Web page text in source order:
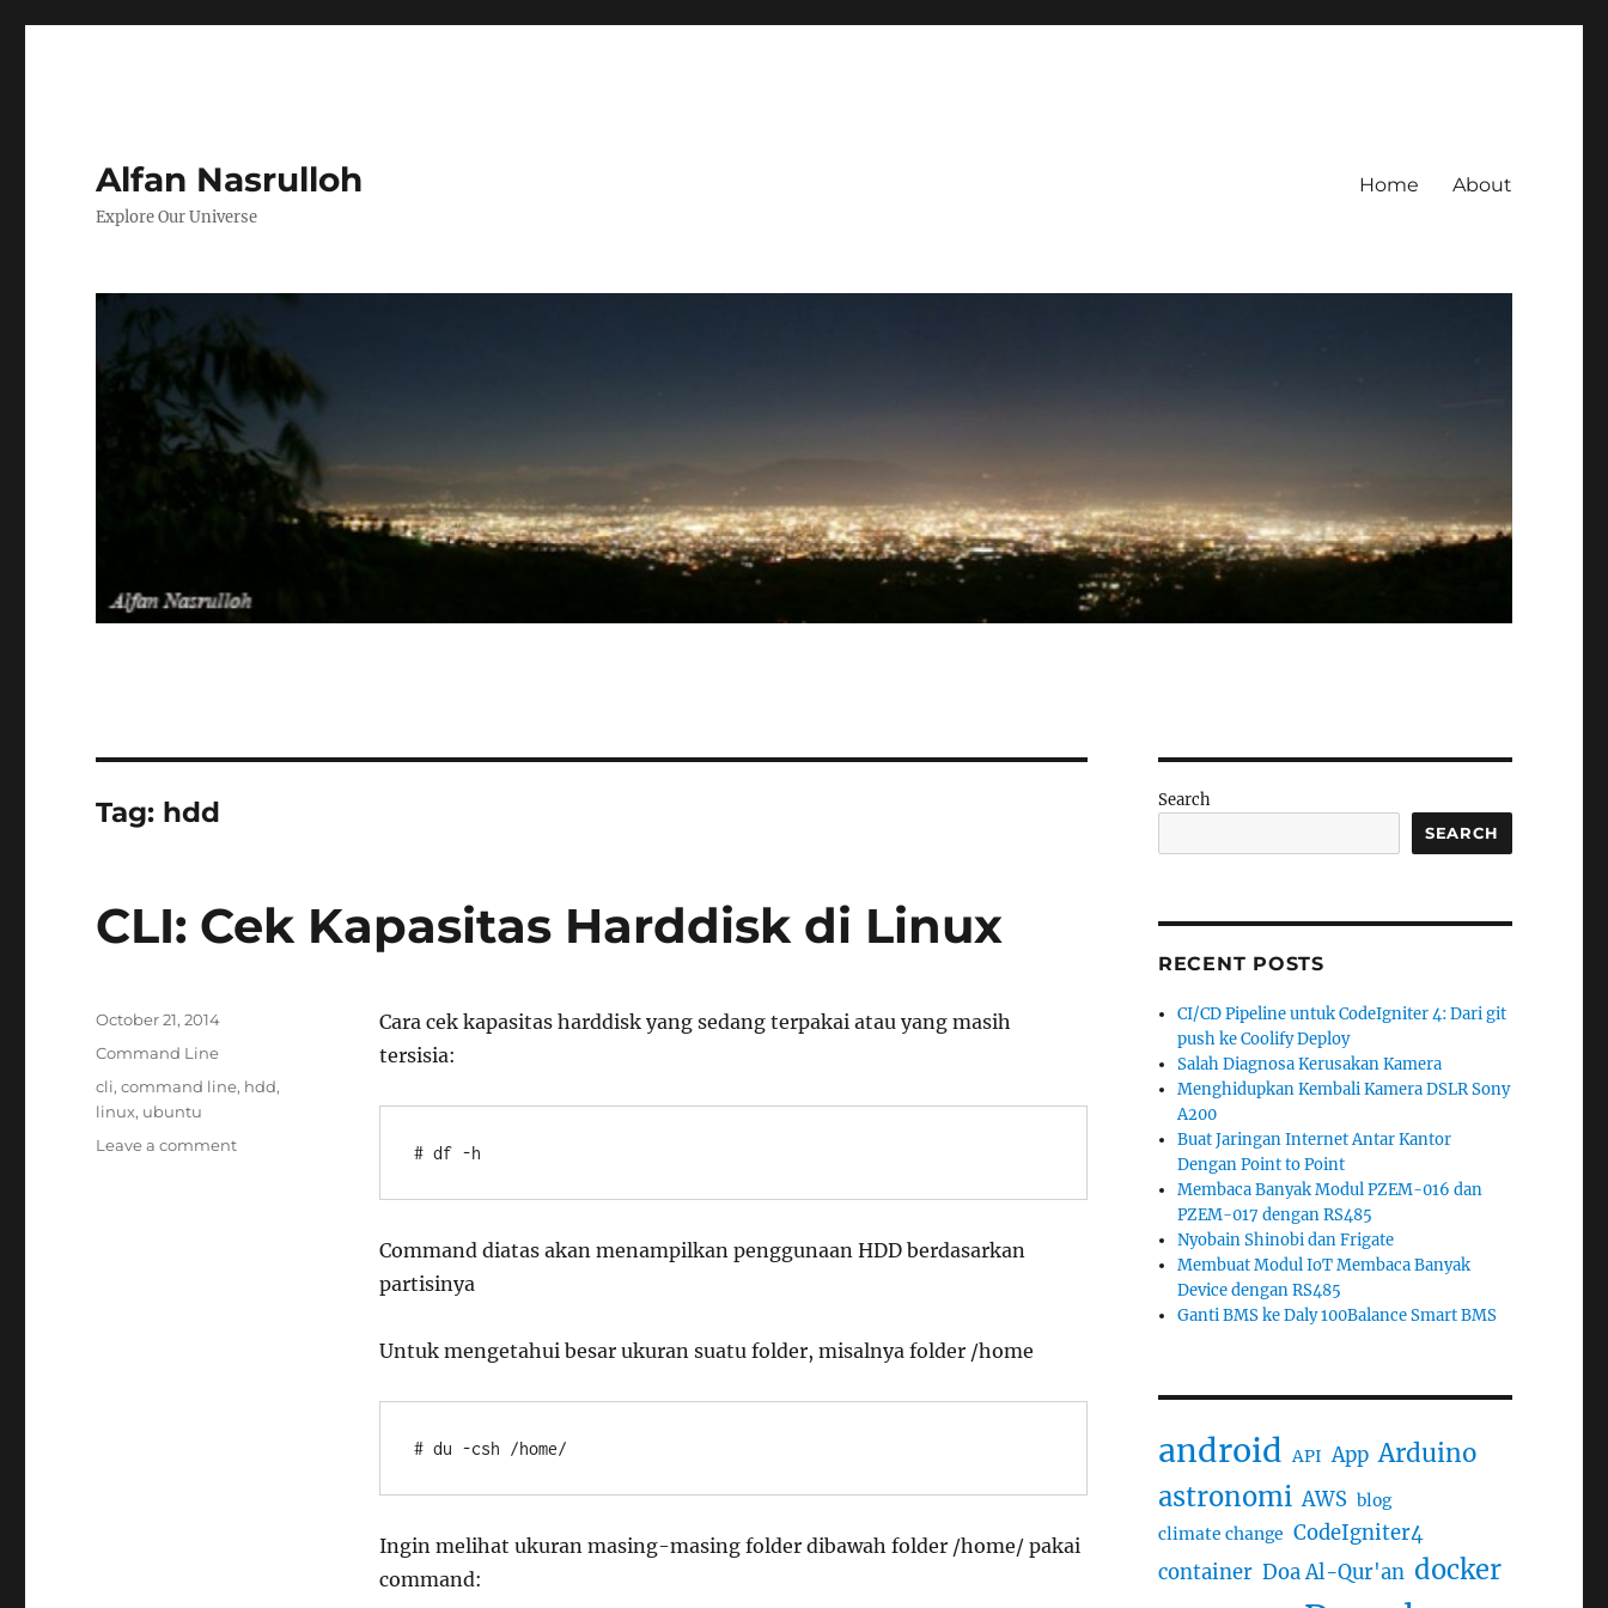
Alfan Nasrulloh
Explore Our Universe
Home About
Tag: hdd
CLI: Cek Kapasitas Harddisk di Linux
Cara cek kapasitas harddisk yang sedang terpakai atau yang masih
tersisia:
# df -h
Command diatas akan menampilkan penggunaan HDD berdasarkan
partisinya
Untuk mengetahui besar ukuran suatu folder, misalnya folder /home
# du -csh /home/
Ingin melihat ukuran masing-masing folder dibawah folder /home/ pakai
command:
Posted
October 21, 2014
Categories
Command Line
Tags
cli,command line, hdd,
linux, ubuntu
Leave a commenton
Search
SEARCH
RECENT POSTS
CI/CD Pipeline untuk CodeIgniter 4: Dari git
push ke Coolify Deploy
Salah Diagnosa Kerusakan Kamera
Menghidupkan Kembali Kamera DSLR Sony
A200
Buat Jaringan Internet Antar Kantor
Dengan Point to Point
Membaca Banyak Modul PZEM-016 dan
PZEM-017 dengan RS485
Nyobain Shinobi dan Frigate
Membuat Modul IoT Membaca Banyak
Device dengan RS485
Ganti BMS ke Daly 100Balance Smart BMS
android API App Arduino
astronomi AWS blog
climate change CodeIgniter4
container Doa Al-Qur'an docker